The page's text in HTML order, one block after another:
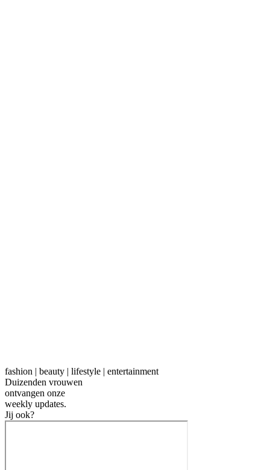
fashion | beauty | lifestyle | entertainment
Duizenden vrouwen
ontvangen onze
weekly updates.
Jij ook?